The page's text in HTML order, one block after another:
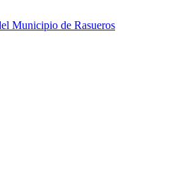
Municipio de Rasueros